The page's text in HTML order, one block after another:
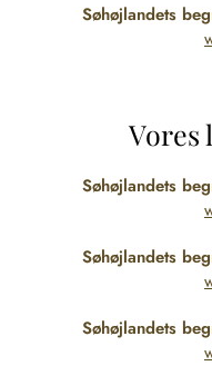
Søhøjlandets
Vores
Søhøjlandets
Søhøjlandets
Søhøjlandets